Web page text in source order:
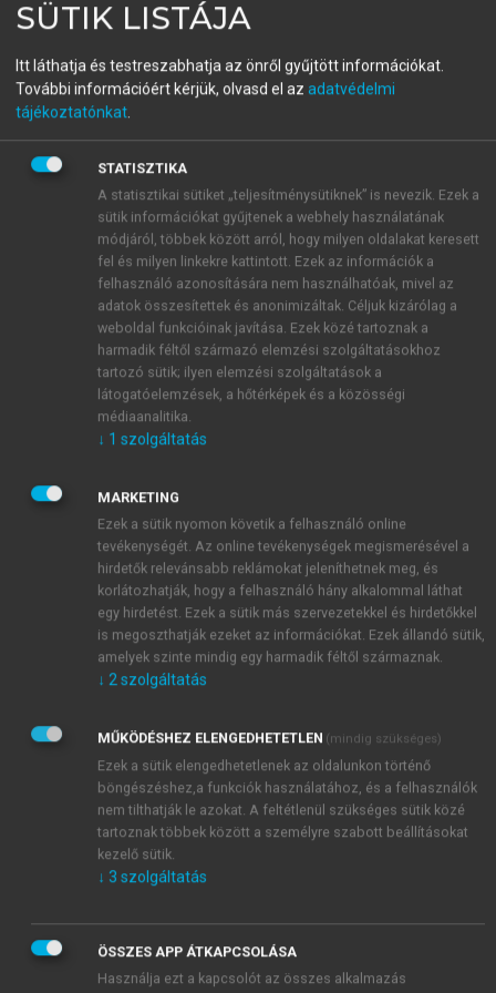
Agrárgazdaságtan III.
menu_book OLVASÁS
4. Élelmiszer-kereskedelem
Balogh Jeremiás Máté
A fejezet célja, hogy megismertesse az olvasót az
élelmiszer-kereskedelem működésével és főbb
tendenciáival. Emellett a fejezet tárgyalja a
nemzetközi élelmiszer-kereskedelem fejlődését,
környezetét. Végül a fejezet bemutatja a nemzetközi
és a hazai agrár- és élelmiszer-kereskedelem
helyzetét és főbb kilátásait. A fejezet célja, hogy az
olvasó jobban átlássa a nemzetközi agrárélelmiszer-
kereskedelem főbb tendenciáit és képes legyen a
nemzetközi élelmiszer-kereskedelmi és
versenyképességi adatok megértésére és
értelmezésére.
SÜTIK LISTÁJA
Itt láthatja és testreszabhatja az önről gyűjtött információkat.
További információért kérjük, olvasd el az adatvédelmi
tájékoztatónkat.
STATISZTIKA
A statisztikai sütiket „teljesítménysütiknek” is nevezik. Ezek a
sütik információkat gyűjtenek a webhely használatának
módjáról, többek között arról, hogy milyen oldalakat keresett
fel és milyen linkekre kattintott. Ezek az információk a
felhasználó azonosítására nem használhatóak, mivel az
adatok összesítettek és anonimizáltak. Céljuk kizárólag a
weboldal funkcióinak javítása. Ezek közé tartoznak a
harmadik féltől származó elemzési szolgáltatásokhoz
tartozó sütik; ilyen elemzési szolgáltatások a
látogatóelemzések, a hőtérképek és a közösségi
médiaanalitika.
↓ 1 szolgáltatás
MARKETING
Ezek a sütik nyomon követik a felhasználó online
tevékenységét. Az online tevékenységek megismerésével a
hirdetők relevánsabb reklámokat jeleníthetnek meg, és
korlátozhatják, hogy a felhasználó hány alkalommal láthat
egy hirdetést. Ezek a sütik más szervezetekkel és hirdetőkkel
is megoszthatják ezeket az információkat. Ezek állandó sütik,
amelyek szinte mindig egy harmadik féltől származnak.
↓ 2szolgáltatás
MŰKÖDÉSHEZ ELENGEDHETETLEN (mindig szükséges)
Ezek a sütik elengedhetetlenek az oldalunkon történő
böngészéshez,a funkciók használatához, és a felhasználók
nem tilthatják le azokat. A feltétlenül szükséges sütik közé
tartoznak többek között a személyre szabott beállításokat
kezelő sütik.
↓ 3 szolgáltatás
ÖSSZES APP ÁTKAPCSOLÁSA
Használja ezt a kapcsolót az összes alkalmazás